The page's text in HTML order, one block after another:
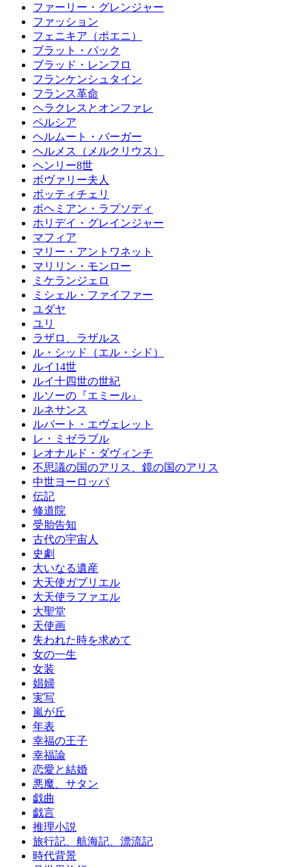
ファーリー・グレンジャー
ファッション
フェニキア（ポエニ）
ブラット・パック
ブラッド・レンフロ
フランケンシュタイン
フランス革命
ヘラクレスとオンファレ
ペルシア
ヘルムート・バーガー
ヘルメス（メルクリウス）
ヘンリー8世
ボヴァリー夫人
ボッティチェリ
ボヘミアン・ラプソディ
ホリデイ・グレインジャー
マフィア
マリー・アントワネット
マリリン・モンロー
ミケランジェロ
ミシェル・ファイファー
ユダヤ
ユリ
ラザロ、ラザルス
ル・シッド（エル・シド）
ルイ14世
ルイ十四世の世紀
ルソーの『エミール』
ルネサンス
ルパート・エヴェレット
レ・ミゼラブル
レオナルド・ダヴィンチ
不思議の国のアリス、鏡の国のアリス
中世ヨーロッパ
伝記
修道院
受胎告知
古代の宇宙人
史劇
大いなる遺産
大天使ガブリエル
大天使ラファエル
大聖堂
天使画
失われた時を求めて
女の一生
女装
娼婦
実写
嵐が丘
年表
幸福の王子
幸福論
恋愛と結婚
悪魔、サタン
戯曲
戯言
推理小説
旅行記、航海記、漂流記
時代背景